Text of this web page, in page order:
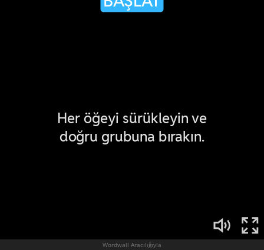
Wordwall Aracılığıyla